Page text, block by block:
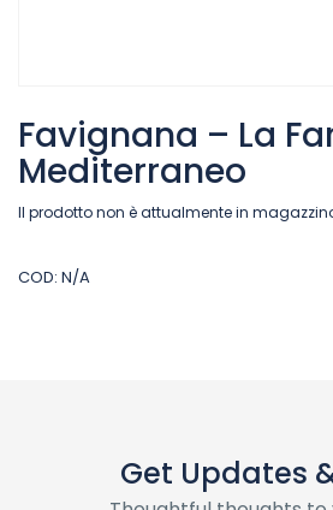
Favignana – La
Mediterraneo
Il prodotto non è attualmente in
COD: N/A
Get Updates